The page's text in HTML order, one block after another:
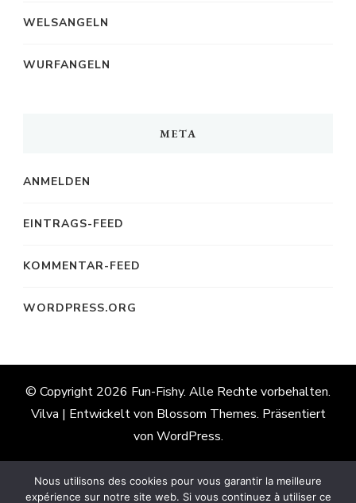
WELSANGELN
WURFANGELN
META
ANMELDEN
EINTRAGS-FEED
KOMMENTAR-FEED
WORDPRESS.ORG
© Copyright 2026 Fun-Fishy. Alle Rechte vorbehalten.
Vilva | Entwickelt von Blossom Themes. Präsentiert
von WordPress.
Französisch Englisch Deutsch
Nous utilisons des cookies pour vous garantir la meilleure
expérience sur notre site web. Si vous continuez à utiliser ce